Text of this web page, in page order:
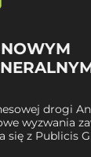
drogi
wyzwania
się z Publicis